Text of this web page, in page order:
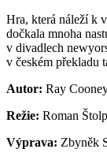
Hra, která náleží k
dočkala mnoha
v divadlech
v českém překladu
Autor: Ray
Režie: Roman
Výprava: Zbyněk